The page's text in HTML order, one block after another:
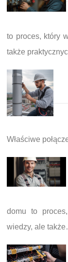
to proces, który
także
Właściwe
domu to
wiedzy, ale